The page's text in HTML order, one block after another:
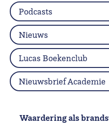
Waardering als
Podcasts
Nieuws
Lucas Boekenclub
Nieuwsbrief Academie